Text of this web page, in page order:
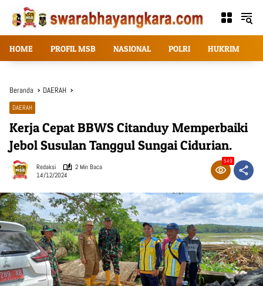
Langsung
konten
HOME PROFIL MSB NASIONAL POLRI HUKRIM
Beranda DAERAH
DAERAH
Kerja Cepat BBWS Citanduy Memperbaiki
Jebol Susulan Tanggul Sungai Cidurian.
Redaksi
2 Min Baca
14/12/2024
549